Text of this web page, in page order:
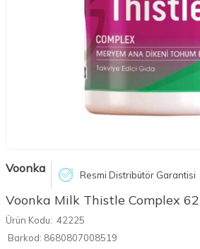
Voonka Resmi Distribütör Garantisi
Voonka Milk Thistle Complex
Ürün Kodu: 42225
Barkod: 8680807008519